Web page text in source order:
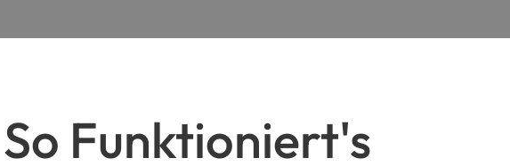
Funktioniert's